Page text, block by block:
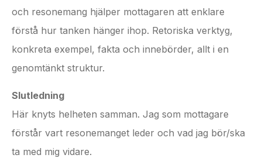
och resonemang hjälper mottagaren att enklare
förstå hur tanken hänger ihop. Retoriska verktyg,
konkreta exempel, fakta och innebörder, allt i en
genomtänkt struktur.
Slutledning
Här knyts helheten samman. Jag som mottagare
förstår vart resonemanget leder och vad jag bör/ska
ta med mig vidare.